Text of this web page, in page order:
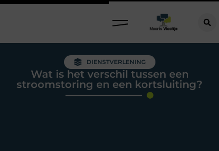
DIENSTVERLENING
Wat is het verschil tussen een
stroomstoring en een kortsluiting?